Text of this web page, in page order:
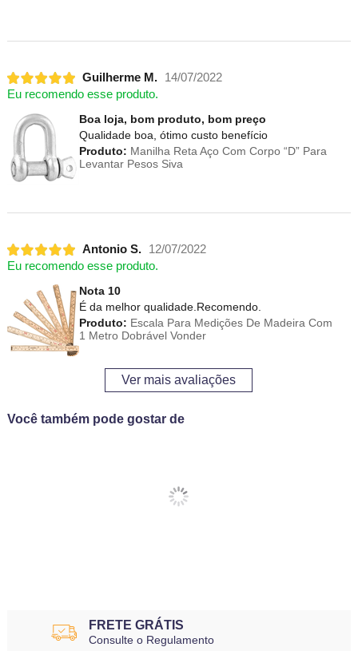
Guilherme M.
14/07/2022
Eu recomendo esse produto.
Boa loja, bom produto, bom preço
Qualidade boa, ótimo custo benefício
Produto: Manilha Reta Aço Com Corpo “D” Para
Levantar Pesos Siva
Antonio S.
12/07/2022
Eu recomendo esse produto.
Nota 10
É da melhor qualidade.Recomendo.
Produto: Escala Para Medições De Madeira Com
1 Metro Dobrável Vonder
Ver mais avaliações
Você também pode gostar de
FRETE GRÁTIS
Consulte o Regulamento